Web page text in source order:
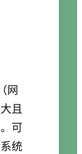
网
且
可
统